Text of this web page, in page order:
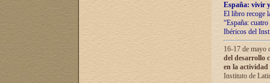
España: vivir
El libro recoge
“España:
Ibéricos del
16-17 de mayo
del desarrollo
en la
Instituto de